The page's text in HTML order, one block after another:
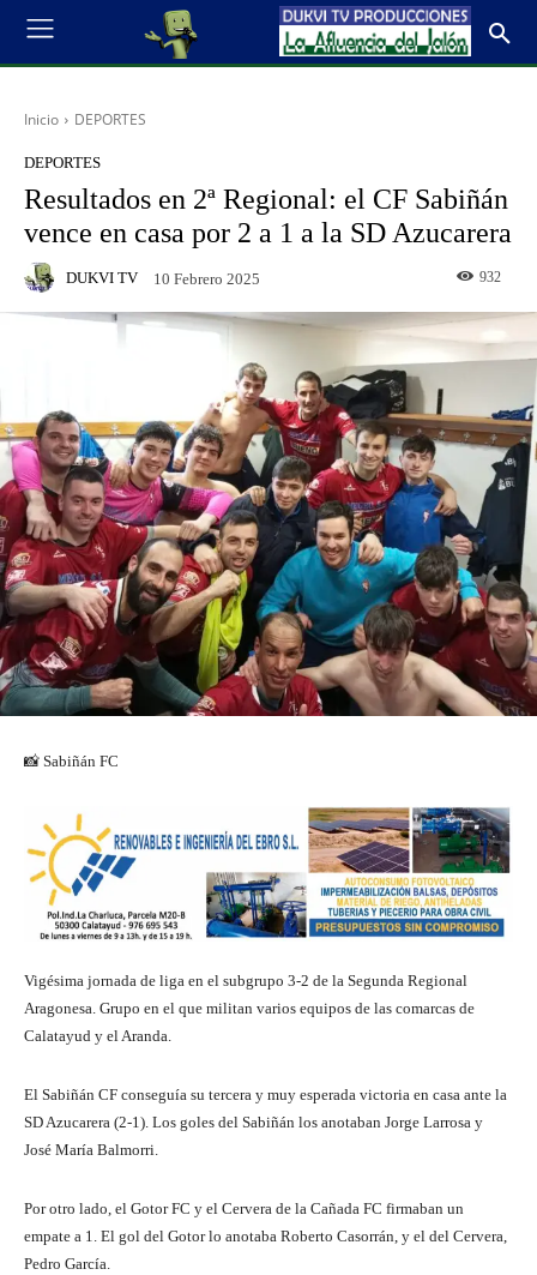
Inicio DEPORTES
DEPORTES
Resultados en 2ª Regional: el CF Sabiñán
vence en casa por 2 a 1 a la SD Azucarera
DUKVI TV 10 Febrero 2025 932
📸 Sabiñán FC
Vigésima jornada de liga en el subgrupo 3-2 de la Segunda Regional
Aragonesa. Grupo en el que militan varios equipos de las comarcas de
Calatayud y el Aranda.
El Sabiñán CF conseguía su tercera y muy esperada victoria en casa ante la
SD Azucarera (2-1). Los goles del Sabiñán los anotaban Jorge Larrosa y
José María Balmorri.
Por otro lado, el Gotor FC y el Cervera de la Cañada FC firmaban un
empate a 1. El gol del Gotor lo anotaba Roberto Casorrán, y el del Cervera,
Pedro García.